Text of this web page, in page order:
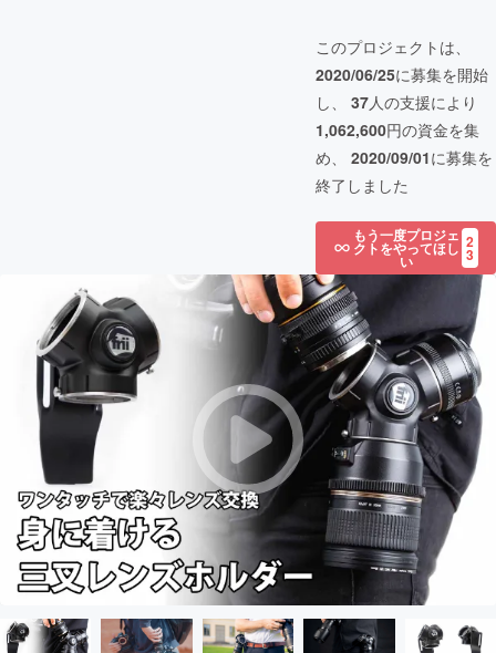
このプロジェクトは、
2020/06/25に募集を開始
し、 37人の支援により
1,062,600円の資金を集
め、 2020/09/01に募集を
終了しました
もう一度プロジェ
クトをやってほし
い
2
3